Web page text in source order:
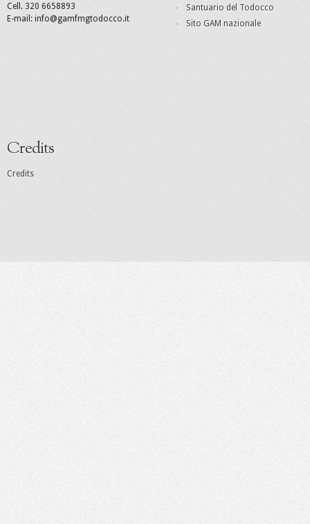
Cell. 320 6658893
E-mail: info@gamfmgtodocco.it
Santuario del Todocco
Sito GAM nazionale
Credits
Credits